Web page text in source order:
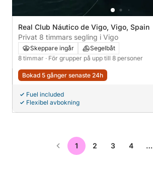
Real Club Náutico de Vigo, Vigo, Spain
Privat 8 timmars segling i Vigo
Skeppare ingår
Segelbåt
8 timmar · För grupper på upp till 8 personer
Bokad 5 gånger senaste 24h
Fuel included
Flexibel avbokning
1 2 3 4 …